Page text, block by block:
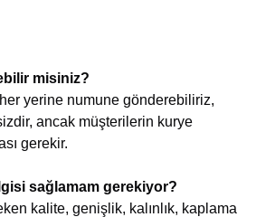
misiniz?
yerine numune gönderebiliriz,
ancak müşterilerin kurye
gerekir.
sağlamam gerekiyor?
kalite, genişlik, kalınlık, kaplama